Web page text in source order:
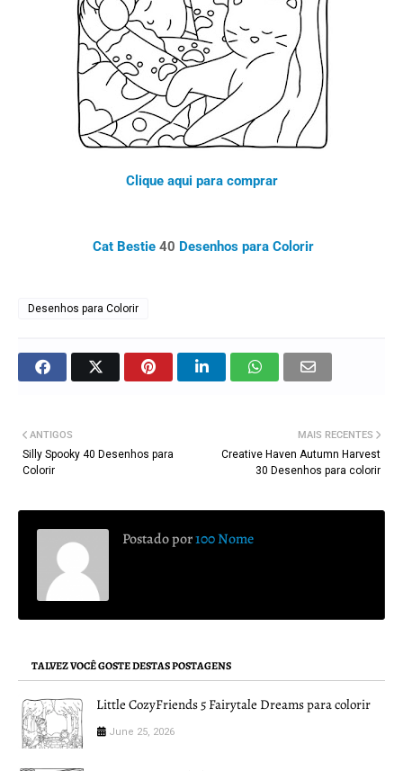
Clique aqui para comprar
Cat Bestie 40 Desenhos para Colorir
Desenhos para Colorir
MAIS RECENTES
Creative Haven Autumn Harvest
30 Desenhos para colorir
ANTIGOS
Silly Spooky 40 Desenhos para
Colorir
Postado por100 Nome
TALVEZ VOCÊ GOSTE DESTAS POSTAGENS
Little CozyFriends 5 Fairytale Dreams para colorir
June 25, 2026